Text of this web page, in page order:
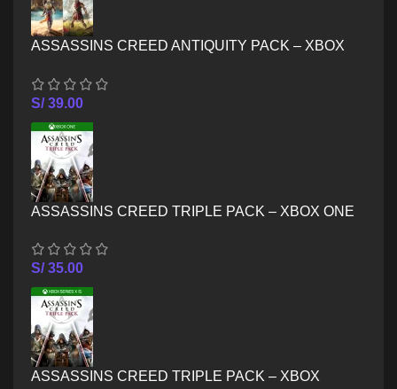
ASSASSINS CREED ANTIQUITY PACK – XBOX
S/39.00
ASSASSINS CREED TRIPLE PACK – XBOX ONE
S/35.00
ASSASSINS CREED TRIPLE PACK – XBOX